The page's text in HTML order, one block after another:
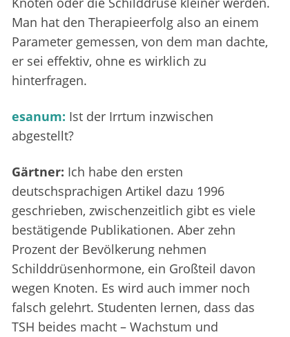
Man hat den Therapieerfolg also an einem
Parameter gemessen, von dem man dachte,
er sei effektiv, ohne es wirklich zu
hinterfragen.
esanum: Ist der Irrtum inzwischen
abgestellt?
Gärtner: Ich habe den ersten
deutschsprachigen Artikel dazu 1996
geschrieben, zwischenzeitlich gibt es viele
bestätigende Publikationen. Aber zehn
Prozent der Bevölkerung nehmen
Schilddrüsenhormone, ein Großteil davon
wegen Knoten. Es wird auch immer noch
falsch gelehrt. Studenten lernen, dass das
TSH beides macht – Wachstum und